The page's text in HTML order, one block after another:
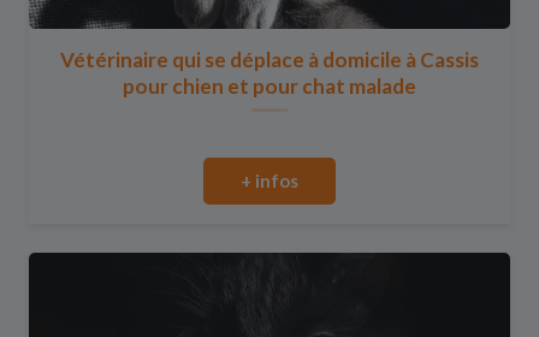
Vétérinaire qui se déplace à domicile à Cassis
pour chien et pour chat malade
+ infos